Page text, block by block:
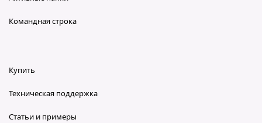
Командная строка
Купить
Техническая поддержка
Статьи и примеры